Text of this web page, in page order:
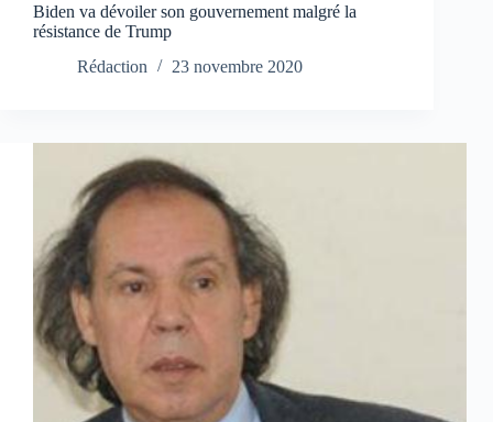
Biden va dévoiler son gouvernement malgré la
résistance de Trump
Rédaction
23 novembre 2020